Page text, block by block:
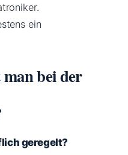
ein
bei der
geregelt?